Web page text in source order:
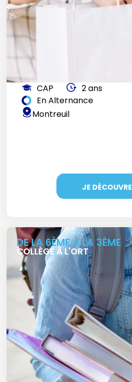
CAP
2 ans
En Alternance
Montreuil
JE DÉCOUVRE
DE LA 6ÈME À LA 3ÈME
COLLÈGE À L'ORT